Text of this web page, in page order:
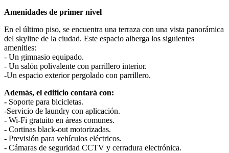
Amenidades de primer nivel
En el último piso, se encuentra una terraza con una vista panorámica
del skyline de la ciudad. Este espacio alberga los siguientes
amenities:
- Un gimnasio equipado.
- Un salón polivalente con parrillero interior.
-Un espacio exterior pergolado con parrillero.
Además, el edificio contará con:
- Soporte para bicicletas.
-Servicio de laundry con aplicación.
- Wi-Fi gratuito en áreas comunes.
- Cortinas black-out motorizadas.
- Previsión para vehículos eléctricos.
- Cámaras de seguridad CCTV y cerradura electrónica.